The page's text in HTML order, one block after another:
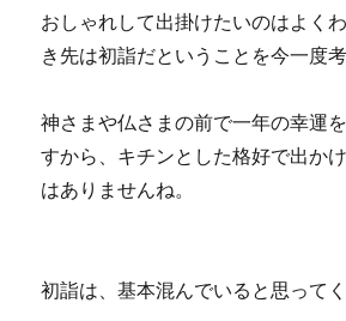
おしゃれして出掛けたいのはよく
き先は初詣だということを今一度
神さまや仏さまの前で一年の幸運
すから、キチンとした格好で出か
はありませんね。
初詣は、基本混んでいると思ってく